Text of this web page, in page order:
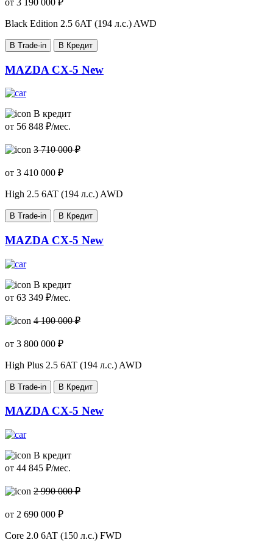
Black Edition 2.5 6AT (194 л.с.) AWD
В Trade-in В Кредит
MAZDA CX-5 New
В кредит
от 56 848 ₽/мес.
3 710 000 ₽
от 3 410 000 ₽
High 2.5 6AT (194 л.с.) AWD
В Trade-in В Кредит
MAZDA CX-5 New
В кредит
от 63 349 ₽/мес.
4 100 000 ₽
от 3 800 000 ₽
High Plus 2.5 6AT (194 л.с.) AWD
В Trade-in В Кредит
MAZDA CX-5 New
В кредит
от 44 845 ₽/мес.
2 990 000 ₽
от 2 690 000 ₽
Core 2.0 6AT (150 л.с.) FWD